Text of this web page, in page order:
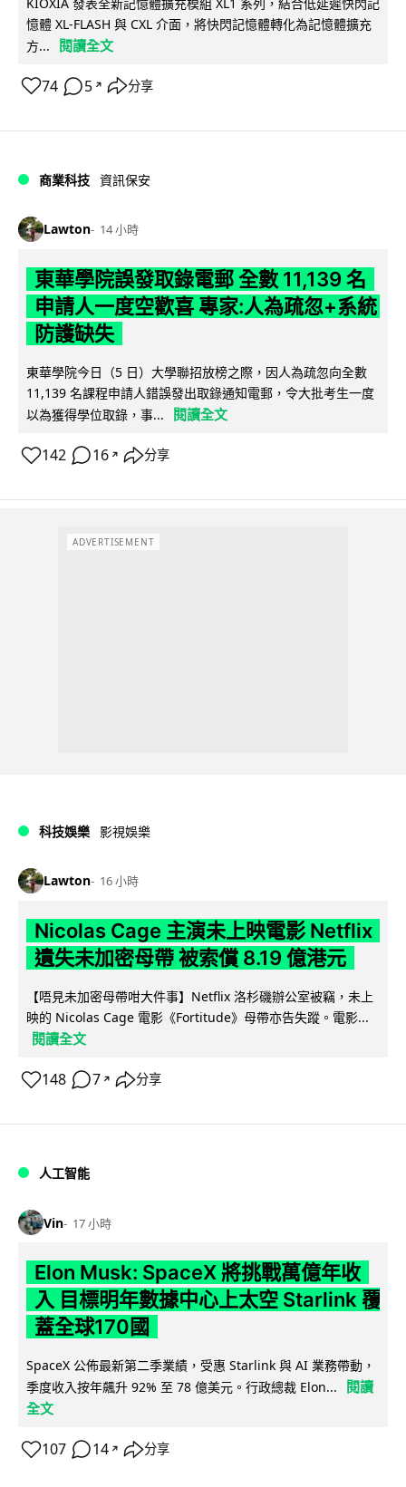
憶體 XL-FLASH 與 CXL 介面，將快閃記憶體轉化為記憶體擴充
方...
閱讀全文
74 5 ↗ 分享
商業科技 資訊保安
Lawton 14 小時
東華學院誤發取錄電郵 全數 11,139 名
申請人一度空歡喜 專家:人為疏忽+系統
防護缺失
東華學院今日（5 日）大學聯招放榜之際，因人為疏忽向全數
11,139 名課程申請人錯誤發出取錄通知電郵，令大批考生一度
以為獲得學位取錄，事...
閱讀全文
142 16 ↗ 分享
ADVERTISEMENT
科技娛樂 影視娛樂
Lawton 16 小時
Nicolas Cage 主演未上映電影 Netflix
遺失未加密母帶 被索償 8.19 億港元
【唔見未加密母帶咁大件事】Netflix 洛杉磯辦公室被竊，未上
映的 Nicolas Cage 電影《Fortitude》母帶亦告失蹤。電影...
閱讀全文
148 7 ↗ 分享
人工智能
Vin 17 小時
Elon Musk: SpaceX 將挑戰萬億年收
入 目標明年數據中心上太空 Starlink 覆
蓋全球170國
SpaceX 公佈最新第二季業績，受惠 Starlink 與 AI 業務帶動，
季度收入按年飆升 92% 至 78 億美元。行政總裁 Elon...
閱讀
全文
107 14 ↗ 分享